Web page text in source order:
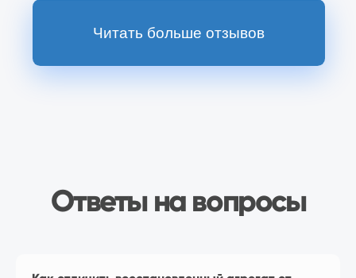
на Ozon